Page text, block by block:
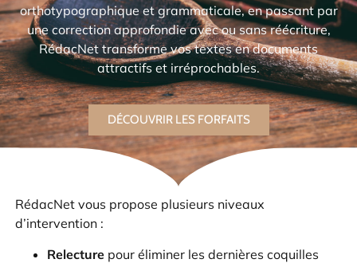
orthotypographique et grammaticale, en passant par
une correction approfondie avec ou sans réécriture,
RédacNet transforme vos textes en documents
attractifs et irréprochables.
DÉCOUVRIR LES FORFAITS
RédacNet vous propose plusieurs niveaux
d’intervention :
Relecturepour éliminer les dernières coquilles